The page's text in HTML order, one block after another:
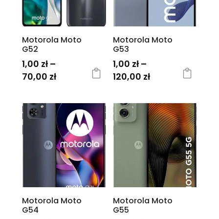
można
wybrać
na
stronie
produktu
na
stronie
produktu
Motorola Moto
G52
1,00 zł –
70,00 złZakres
od
1,00 zł
do
70,00 zł
produkt
ma
wiele
wariantów.
na
stronie
produktu
Motorola Moto
G53
1,00 zł –
120,00 złZakres
od
1,00 zł
do
120,00 zł
produkt
ma
wiele
wariantów.
na
stronie
produktu
Motorola Moto
G54
Motorola Moto
G55